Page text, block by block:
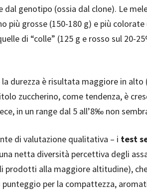
dal genotipo (ossia dal clone). Le
più grosse (150-180 g) e più colorate
di “colle” (125 g e rosso sul 20-
durezza è risultata maggiore in alto
zuccherino, come tendenza, è
in un range dal 5 all’8‰ non
di valutazione qualitativa – i test
netta diversità percettiva degli
prodotti alla maggiore altitudine),
punteggio per la compattezza,